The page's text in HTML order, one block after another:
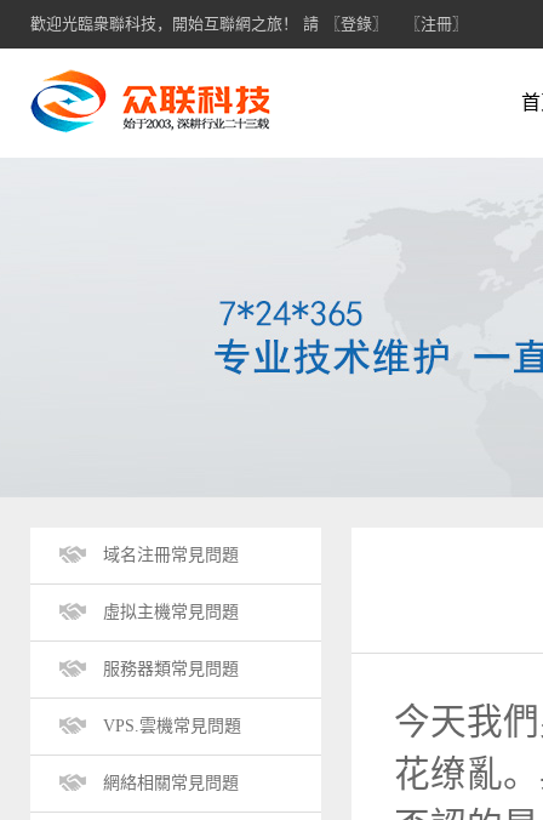
歡迎光臨衆聯科技，開始互聯網之旅！ 請 〖登錄〗 〖注冊〗
域名注冊常見問題
虛拟主機常見問題
服務器類常見問題
VPS.雲機常見問題
網絡相關常見問題
今天我
花缭亂